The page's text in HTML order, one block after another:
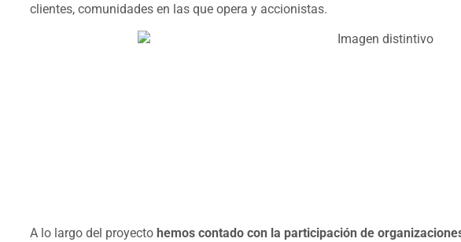
clientes, comunidades en las que opera y accionistas.
A lo largo del proyecto hemos contado con la participación de